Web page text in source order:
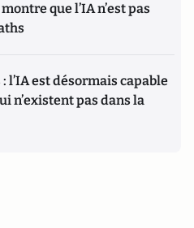
que l’IA n’est pas
est désormais capable
n’existent pas dans la